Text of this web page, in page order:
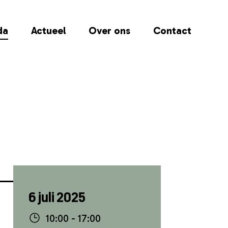
Actueel Over ons Contact
6 juli 2025
10:00 - 17:00